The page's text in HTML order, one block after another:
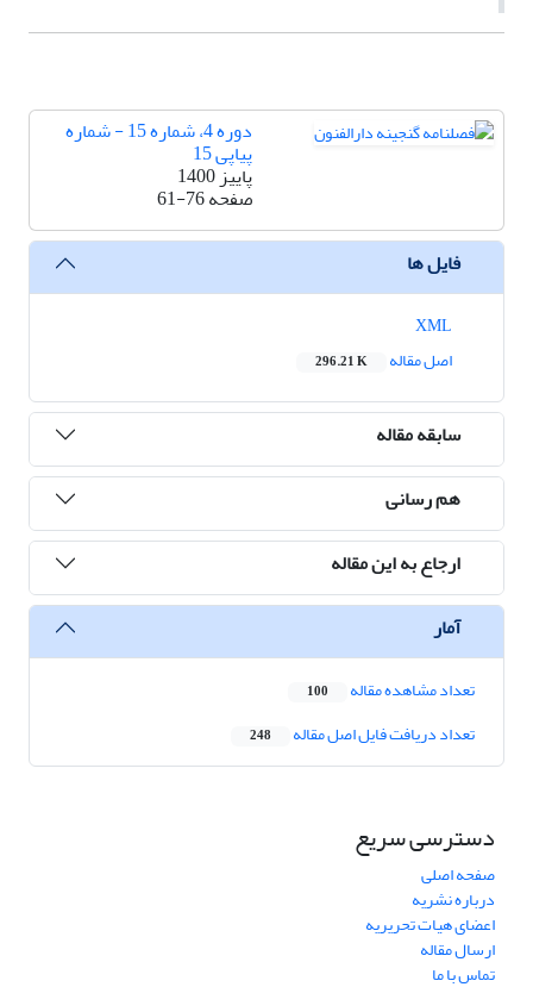
دوره 4، شماره 15 - شماره
پیاپی 15
پاییز 1400
صفحه61-76
فایل ها
اصل مقاله
296.21 K
سابقه مقاله
هم رسانی
ارجاع به این مقاله
آمار
تعداد مشاهده مقاله 100
تعداد دریافت فایل اصل مقاله 248
دسترسی سریع
صفحه اصلی
درباره نشریه
اعضای هیات تحریریه
ارسال مقاله
تماس با ما